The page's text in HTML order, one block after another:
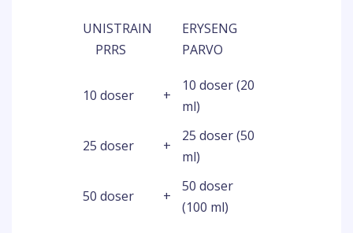
UNISTRAIN
PRRS
ERYSENG
PARVO
10 doser +
10 doser (20
ml)
25 doser +
25 doser (50
ml)
50 doser +
50 doser
(100 ml)